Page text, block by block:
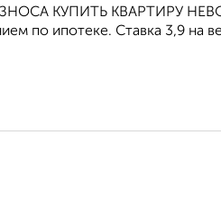
ВЗНОСА КУПИТЬ КВАРТИРУ
по ипотеке. Ставка 3,9 нa